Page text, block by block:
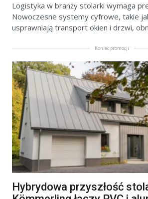
Logistyka w branży stolarki wymaga
Nowoczesne systemy cyfrowe, takie
usprawniają transport okien i drzwi,
Koniec promocji
Hybrydowa przyszłość